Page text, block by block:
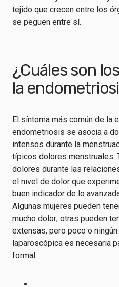
tejido que crecen entre los
se peguen entre sí.
¿Cuáles son
la
El síntoma más común de la
endometriosis se asocia a
intensos durante la
típicos dolores menstruales.
dolores durante las
el nivel de dolor que
buen indicador de lo
Algunas mujeres pueden
mucho dolor; otras pueden
extensas, pero poco o
laparoscópica es necesaria
formal.